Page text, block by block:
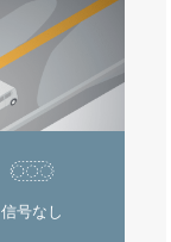
信号なし